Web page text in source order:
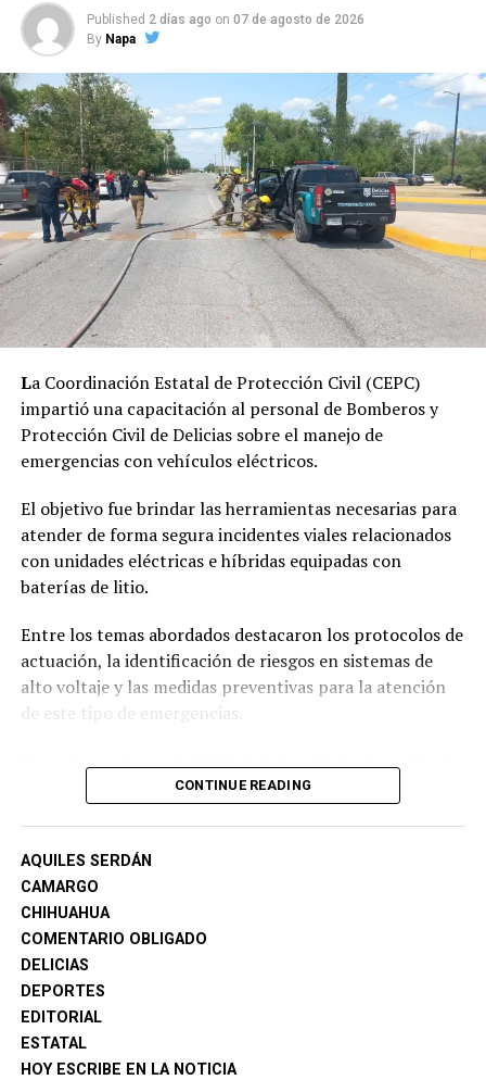
Published 2 días ago on 07 de agosto de 2026
By Napa
La Coordinación Estatal de Protección Civil (CEPC)
impartió una capacitación al personal de Bomberos y
Protección Civil de Delicias sobre el manejo de
emergencias con vehículos eléctricos.
El objetivo fue brindar las herramientas necesarias para
atender de forma segura incidentes viales relacionados
con unidades eléctricas e híbridas equipadas con
baterías de litio.
Entre los temas abordados destacaron los protocolos de
actuación, la identificación de riesgos en sistemas de
alto voltaje y las medidas preventivas para la atención
de este tipo de emergencias.
los cuerpos de emergencia municipales y la capacidad de
respuesta ante incidentes con vehículos de nuevas
CONTINUE READING
AQUILES SERDÁN
CAMARGO
CHIHUAHUA
COMENTARIO OBLIGADO
DELICIAS
DEPORTES
EDITORIAL
ESTATAL
HOY ESCRIBE EN LA NOTICIA